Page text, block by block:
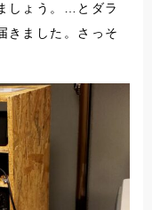
しょう。…とダラ
きました。さっそ